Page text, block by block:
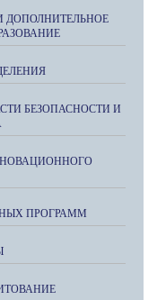
ДОПОЛНИТЕЛЬНОЕ
БЕЗОПАСНОСТИ И
ПРОГРАММ